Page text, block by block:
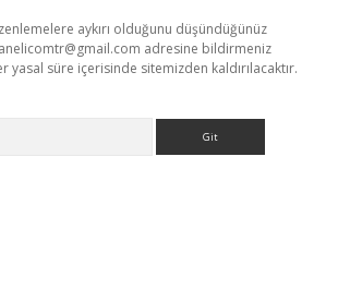
aykırı olduğunu düşündüğünüz
adresine bildirmeniz
yasal süre içerisinde sitemizden kaldırılacaktır.